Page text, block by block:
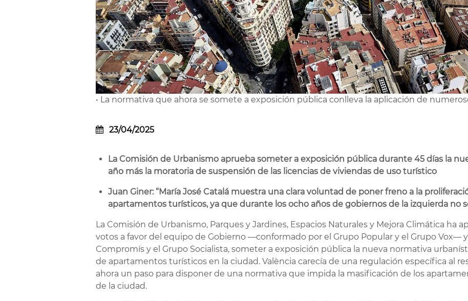
• La normativa que ahora se somete a exposición pública conlleva la aplicación de
23/04/2025
La Comisión de Urbanismo aprueba someter a exposición pública durante 45 días la
año más la moratoria de suspensión de las licencias de viviendas de uso turístico
Juan Giner: “María José Catalá muestra una clara voluntad de poner freno a la
apartamentos turísticos, ya que durante los ocho años de gobiernos de la izquierda no
La Comisión de Urbanismo, Parques y Jardines, Espacios Naturales y Mejora Climática ha
votos a favor del equipo de Gobierno —conformado por el Grupo Popular y el Grupo Vox—
Compromís y el Grupo Socialista, someter a exposición pública la nueva normativa
de apartamentos turísticos en la ciudad. València carecía de una regulación específica al
ahora un paso para disponer de una normativa que impida la masificación de los
de la ciudad.